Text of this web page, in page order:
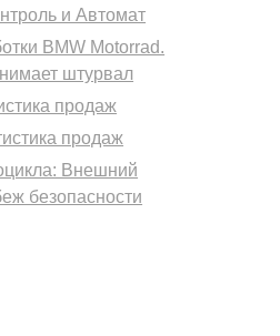
и Автомат
BMW Motorrad.
штурвал
продаж
продаж
Внешний
безопасности